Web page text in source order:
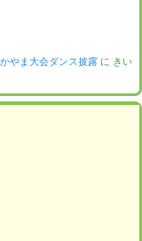
やま大会ダンス披露 に きい